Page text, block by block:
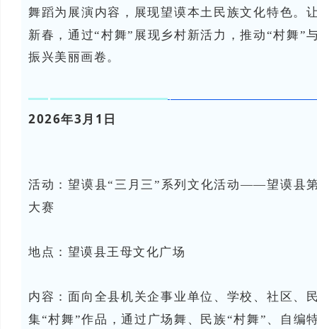
舞蹈为展演内容，展现望谟本土民族文化特色。
新春，通过“村舞”展现乡村新活力，推动“村舞”
振兴美丽画卷。
2026年3月1日
活动：望谟县“三月三”系列文化活动——望谟县
大赛
地点：望谟县王母文化广场
内容：面向全县机关企事业单位、学校、社区、
集“村舞”作品，通过广场舞、民族“村舞”、自编